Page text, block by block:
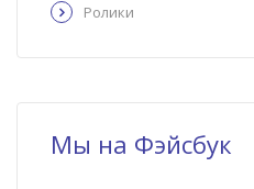
Ролики
Мы на Фэйсбук